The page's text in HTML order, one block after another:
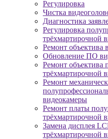
Регулировка
Чистка
Диагностика
Регулировка
трёхмартирочной
Ремонт объектива
Обновление ПО
Ремонт объектива
трёхмартирочной
Ремонт
видеокамеры
Ремонт платы
трёхмартирочной
Замена дисплея
трёхмартирочной